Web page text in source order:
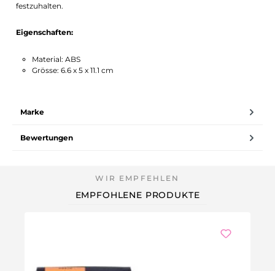
festzuhalten.
Eigenschaften:
Material: ABS
Grösse: 6.6 x 5 x 11.1 cm
Marke
Bewertungen
EMPFOHLENE PRODUKTE